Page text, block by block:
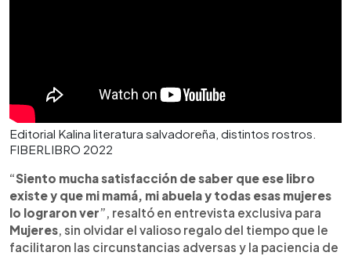
Editorial Kalina literatura salvadoreña, distintos rostros.
FIBERLIBRO 2022
“Siento mucha satisfacción de saber que ese libro
existe y que mi mamá, mi abuela y todas esas mujeres
lo lograron ver”, resaltó en entrevista exclusiva para
Mujeres, sin olvidar el valioso regalo del tiempo que le
facilitaron las circunstancias adversas y la paciencia de